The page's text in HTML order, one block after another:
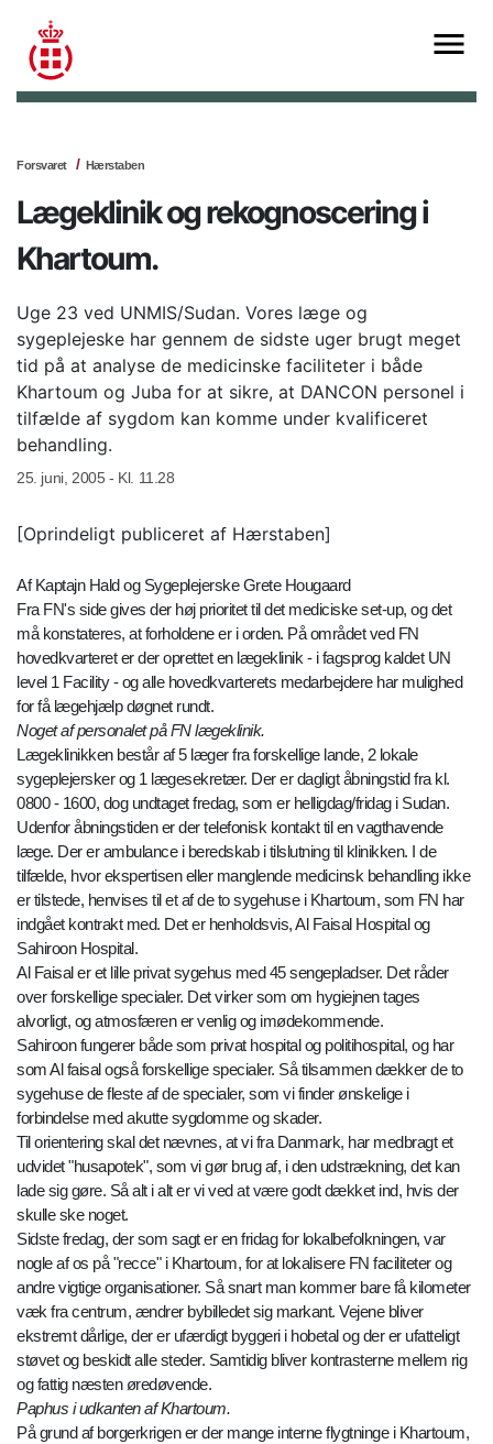
Forsvaret Hærstaben
Lægeklinik og rekognoscering i
Khartoum.
Uge 23 ved UNMIS/Sudan. Vores læge og
sygeplejeske har gennem de sidste uger brugt meget
tid på at analyse de medicinske faciliteter i både
Khartoum og Juba for at sikre, at DANCON personel i
tilfælde af sygdom kan komme under kvalificeret
behandling.
25. juni, 2005 - Kl. 11.28
[Oprindeligt publiceret af Hærstaben]
Af Kaptajn Hald og Sygeplejerske Grete Hougaard
Fra FN's side gives der høj prioritet til det mediciske set-up, og det
må konstateres, at forholdene er i orden. På området ved FN
hovedkvarteret er der oprettet en lægeklinik - i fagsprog kaldet UN
level 1 Facility - og alle hovedkvarterets medarbejdere har mulighed
for få lægehjælp døgnet rundt.
Noget af personalet på FN lægeklinik.
Lægeklinikken består af 5 læger fra forskellige lande, 2 lokale
sygeplejersker og 1 lægesekretær. Der er dagligt åbningstid fra kl.
0800 - 1600, dog undtaget fredag, som er helligdag/fridag i Sudan.
Udenfor åbningstiden er der telefonisk kontakt til en vagthavende
læge. Der er ambulance i beredskab i tilslutning til klinikken. I de
tilfælde, hvor ekspertisen eller manglende medicinsk behandling ikke
er tilstede, henvises til et af de to sygehuse i Khartoum, som FN har
indgået kontrakt med. Det er henholdsvis, Al Faisal Hospital og
Sahiroon Hospital.
Al Faisal er et lille privat sygehus med 45 sengepladser. Det råder
over forskellige specialer. Det virker som om hygiejnen tages
alvorligt, og atmosfæren er venlig og imødekommende.
Sahiroon fungerer både som privat hospital og politihospital, og har
som Al faisal også forskellige specialer. Så tilsammen dækker de to
sygehuse de fleste af de specialer, som vi finder ønskelige i
forbindelse med akutte sygdomme og skader.
Til orientering skal det nævnes, at vi fra Danmark, har medbragt et
udvidet "husapotek", som vi gør brug af, i den udstrækning, det kan
lade sig gøre. Så alt i alt er vi ved at være godt dækket ind, hvis der
skulle ske noget.
Sidste fredag, der som sagt er en fridag for lokalbefolkningen, var
nogle af os på "recce" i Khartoum, for at lokalisere FN faciliteter og
andre vigtige organisationer. Så snart man kommer bare få kilometer
væk fra centrum, ændrer bybilledet sig markant. Vejene bliver
ekstremt dårlige, der er ufærdigt byggeri i hobetal og der er ufatteligt
støvet og beskidt alle steder. Samtidig bliver kontrasterne mellem rig
og fattig næsten øredøvende.
Paphus i udkanten af Khartoum.
På grund af borgerkrigen er der mange interne flygtninge i Khartoum,